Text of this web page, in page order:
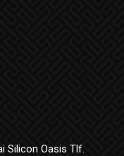
Silicon Oasis Tlf.